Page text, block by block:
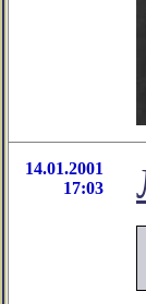
14.01.2001
17:03